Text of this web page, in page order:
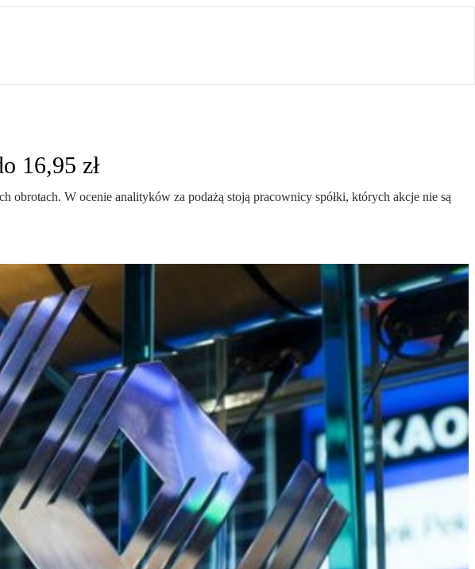
16,95 zł
W ocenie analityków za podażą stoją pracownicy spółki, których akcje nie są